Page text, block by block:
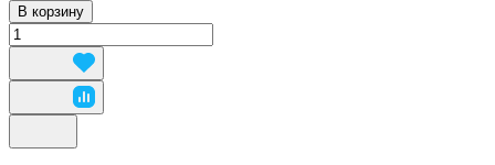
В корзину